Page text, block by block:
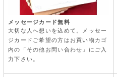
メッセージカード無料
大切な人へ想いを込めて。メッセー
ジカードご希望の方はお買い物カゴ
内の「その他お問い合わせ」にご入
力下さい。